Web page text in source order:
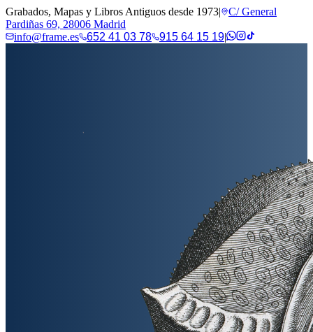
Grabados, Mapas y Libros Antiguos desde 1973|
C/ General
Pardiñas 69, 28006 Madrid
info@frame.es
652 41 03 78 915 64 15 19|